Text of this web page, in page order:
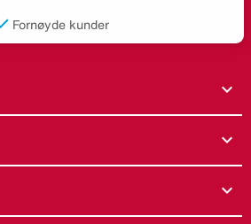
Fornøyde kunder
expand_more
expand_more
expand_more